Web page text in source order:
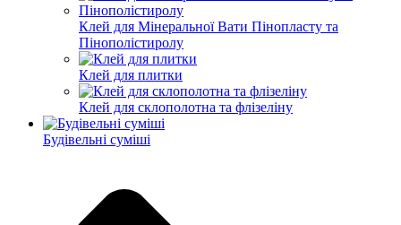
Клей для Мінеральної Вати Пінопласту та
Пінополістиролу
Клей для плитки
Клей для склополотна та флізеліну
Будівельні суміші